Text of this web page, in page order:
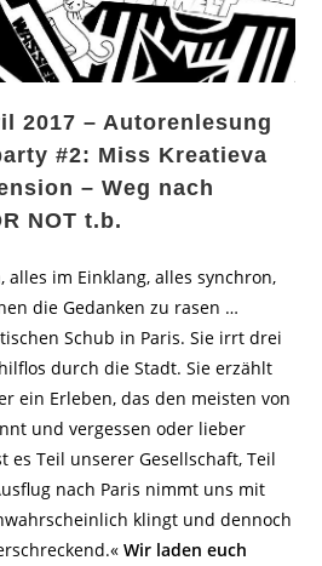
2017 – Autorenlesung
#2: Miss Kreatieva
– Weg nach
NOT t.b.
alles im Einklang, alles synchron,
die Gedanken zu rasen …
Schub in Paris. Sie irrt drei
durch die Stadt. Sie erzählt
ein Erleben, das den meisten von
und vergessen oder lieber
es Teil unserer Gesellschaft, Teil
nach Paris nimmt uns mit
klingt und dennoch
Wir laden euch